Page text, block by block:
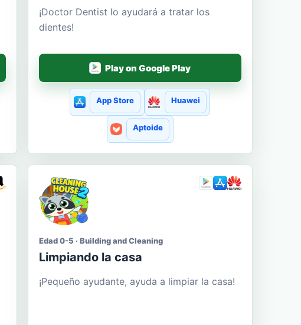
¡Doctor Dentist lo ayudará a tratar los
dientes!
Play on Google Play
App Store Huawei
Aptoide
Edad 0-5 · Building and Cleaning
Limpiando la casa
¡Pequeño ayudante, ayuda a limpiar la casa!